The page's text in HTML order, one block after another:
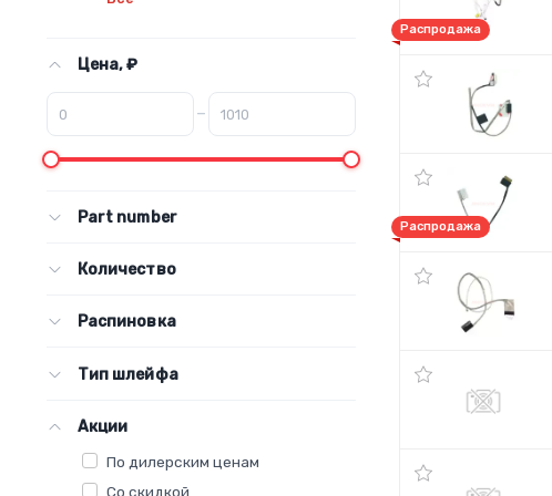
Цена, ₽
–
Part number
Количество
Распиновка
Тип шлейфа
Акции
По дилерским ценам
Со скидкой
Распродажа
Распродажа